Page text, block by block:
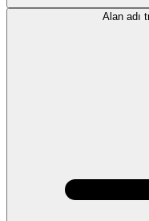
Alan adı